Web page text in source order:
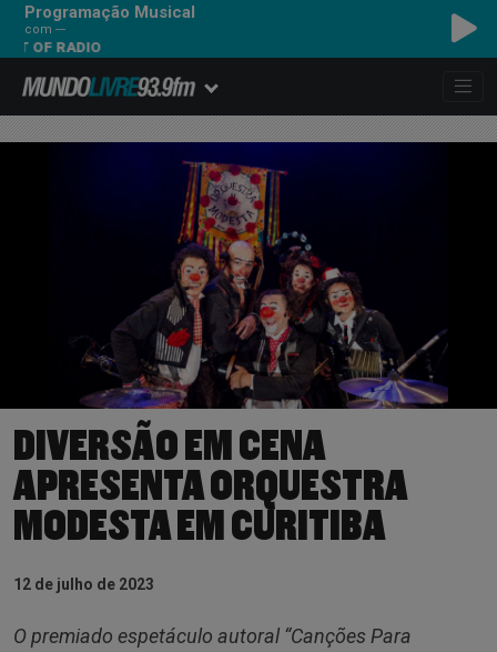
Programação Musical
com ---
RADIO
DIVERSÃO EM CENA
APRESENTA ORQUESTRA
MODESTA EM CURITIBA
12 de julho de 2023
O premiado espetáculo autoral “Canções Para